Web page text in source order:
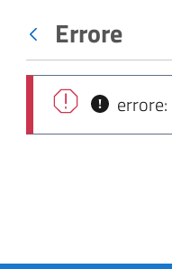
Indietro
Errore
errore: